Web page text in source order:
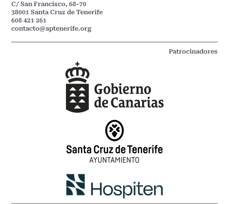
C/ San Francisco, 68-70
38001 Santa Cruz de Tenerife
608 421 261
contacto@aptenerife.org
Patrocinadores